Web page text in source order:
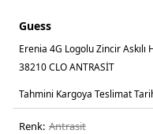
Guess
Erenia 4G Logolu Zincir
38210 CLO ANTRASİT
Tahmini Kargoya Teslimat
Renk: antrasi̇t